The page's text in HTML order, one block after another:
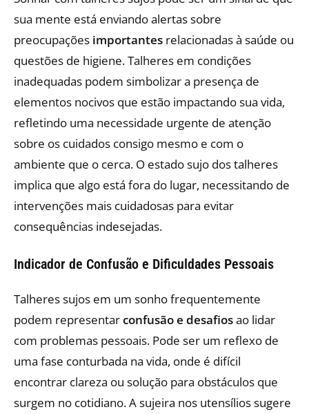
sua mente está enviando alertas sobre
preocupações importantes relacionadas à saúde ou
questões de higiene. Talheres em condições
inadequadas podem simbolizar a presença de
elementos nocivos que estão impactando sua vida,
refletindo uma necessidade urgente de atenção
sobre os cuidados consigo mesmo e com o
ambiente que o cerca. O estado sujo dos talheres
implica que algo está fora do lugar, necessitando de
intervenções mais cuidadosas para evitar
consequências indesejadas.
Indicador de Confusão e Dificuldades Pessoais
Talheres sujos em um sonho frequentemente
podem representarconfusão e desafiosao lidar
com problemas pessoais. Pode ser um reflexo de
uma fase conturbada na vida, onde é difícil
encontrar clareza ou solução para obstáculos que
surgem no cotidiano. A sujeira nos utensílios sugere